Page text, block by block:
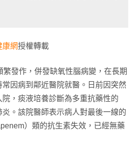
康網授權轉載
發作，併發缺氧性腦病變，在長期
因病到鄰近醫院就醫。日前因突然
，痰液培養診斷為多重抗藥性的
炎。該院醫師表示病人對最後一線的
）類的抗生素失效，已經無藥